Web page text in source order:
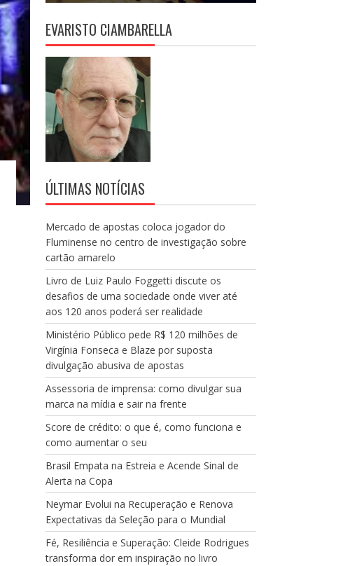
EVARISTO CIAMBARELLA
ÚLTIMAS NOTÍCIAS
Mercado de apostas coloca jogador do
Fluminense no centro de investigação sobre
cartão amarelo
Livro de Luiz Paulo Foggetti discute os
desafios de uma sociedade onde viver até
aos 120 anos poderá ser realidade
Ministério Público pede R$ 120 milhões de
Virgínia Fonseca e Blaze por suposta
divulgação abusiva de apostas
Assessoria de imprensa: como divulgar sua
marca na mídia e sair na frente
Score de crédito: o que é, como funciona e
como aumentar o seu
Brasil Empata na Estreia e Acende Sinal de
Alerta na Copa
Neymar Evolui na Recuperação e Renova
Expectativas da Seleção para o Mundial
Fé, Resiliência e Superação: Cleide Rodrigues
transforma dor em inspiração no livro